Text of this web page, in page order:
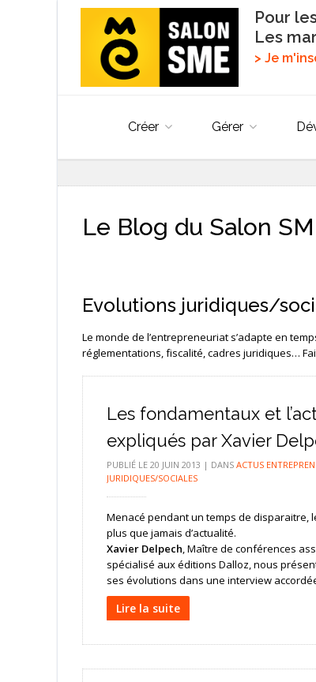
Pour
Les
> Je
Créer Gérer
Le Blog du Salon
Evolutions juridiques/
Le monde de l’entrepreneuriat s’adapte en
réglementations, fiscalité, cadres juridiques…
Les fondamentaux et
expliqués par Xavier
PUBLIÉ LE 20 JUIN 2013 | DANS ACTUS
JURIDIQUES/SOCIALES
Menacé pendant un temps de disparaitre,
plus que jamais d’actualité.
Xavier Delpech, Maître de conférences
spécialisé aux éditions Dalloz, nous
ses évolutions dans une interview
Lire la suite